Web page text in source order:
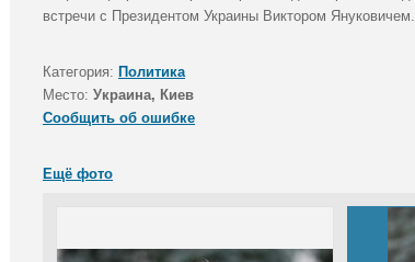
встречи с Президентом Украины Виктором Януковичем.
Категория: Политика
Место: Украина, Киев
Сообщить об ошибке
Ещё фото